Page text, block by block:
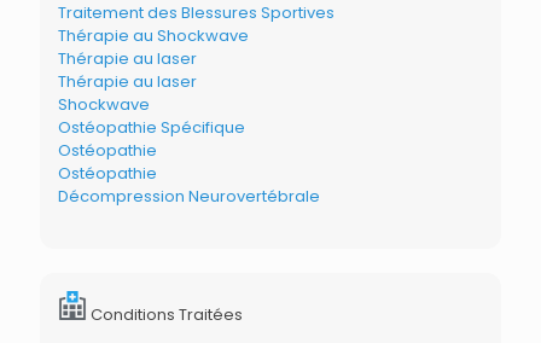
Traitement des Blessures Sportives
Thérapie au Shockwave
Thérapie au laser
Thérapie au laser
Shockwave
Ostéopathie Spécifique
Ostéopathie
Ostéopathie
Décompression Neurovertébrale
Conditions Traitées